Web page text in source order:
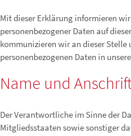
Mit dieser Erklärung informieren
personenbezogener Daten auf
kommunizieren wir an dieser
personenbezogenen Daten in
Name und
Der Verantwortliche im Sinne der
Mitgliedsstaaten sowie sonstiger